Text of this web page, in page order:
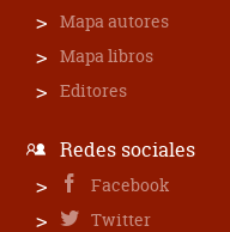
Mapa autores
Mapa libros
Editores
Redes sociales
Facebook
Twitter